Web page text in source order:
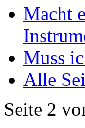
Macht
Muss
Alle
Seite 2